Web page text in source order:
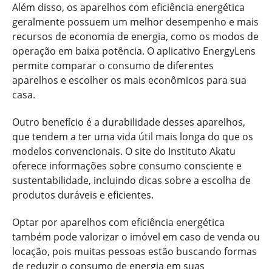
Além disso, os aparelhos com eficiência energética
geralmente possuem um melhor desempenho e mais
recursos de economia de energia, como os modos de
operação em baixa potência. O aplicativo EnergyLens
permite comparar o consumo de diferentes
aparelhos e escolher os mais econômicos para sua
casa.
Outro benefício é a durabilidade desses aparelhos,
que tendem a ter uma vida útil mais longa do que os
modelos convencionais. O site do Instituto Akatu
oferece informações sobre consumo consciente e
sustentabilidade, incluindo dicas sobre a escolha de
produtos duráveis e eficientes.
Optar por aparelhos com eficiência energética
também pode valorizar o imóvel em caso de venda ou
locação, pois muitas pessoas estão buscando formas
de reduzir o consumo de energia em suas